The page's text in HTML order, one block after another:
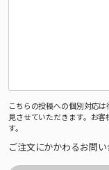
こちらの投稿への個別対応
見させていただきます。お
す。
ご注文にかかわるお問い